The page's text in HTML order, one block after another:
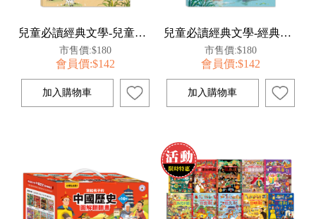
兒童必讀經典文學-兒童文化經典：三字經
市售價:$180
會員價:$142
兒童必讀經典文學-經典美繪必讀文學：唐詩
市售價:$180
會員價:$142